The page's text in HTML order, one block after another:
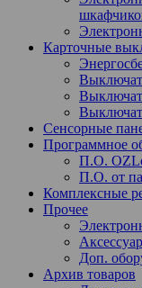
Карточные
Сенсорные
Программное
П.О.
П.О. от
Комплексные
Прочее
Доп.
Архив товаров